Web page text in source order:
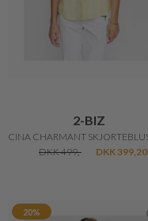
2-BIZ
DKK 499,-
DKK 399,20
20%